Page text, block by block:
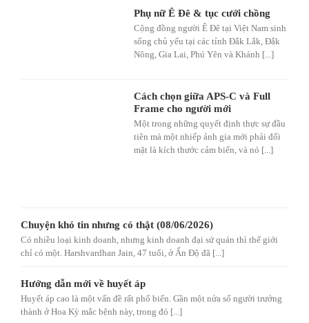
Phụ nữ Ê Đê & tục cưới chồng
Cộng đồng người Ê Đê tại Việt Nam sinh
sống chủ yếu tại các tỉnh Đắk Lắk, Đắk
Nông, Gia Lai, Phú Yên và Khánh [...]
Cách chọn giữa APS-C và Full
Frame cho người mới
Một trong những quyết định thực sự đầu
tiên mà một nhiếp ảnh gia mới phải đối
mặt là kích thước cảm biến, và nó [...]
Chuyện khó tin nhưng có thật (08/06/2026)
Có nhiều loại kinh doanh, nhưng kinh doanh đại sứ quán thì thế giới
chỉ có một. Harshvardhan Jain, 47 tuổi, ở Ấn Độ đã [...]
Hướng dẫn mới về huyết áp
Huyết áp cao là một vấn đề rất phổ biến. Gần một nửa số người trưởng
thành ở Hoa Kỳ mắc bệnh này, trong đó [...]